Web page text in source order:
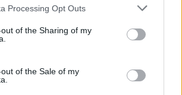
website/app uses one or more Google
visit or usage behaviour. You may click to
to Google and its third-party tags to
specified purposes in below Google
Processing Opt Outs
of the Sharing of my
of the Sale of my